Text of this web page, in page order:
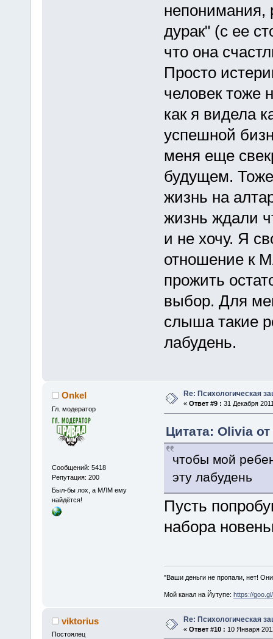
непонимания,
дурак" (с ее
что она
Просто
человек тоже
как я видела
успешной
меня еще
будущем.
жизнь на
жизнь ждали
и не хочу. Я
отношение к
прожить
выбор. Для
слыша такие
лабудень.
Onkel
Гл. модератор
Сообщений: 5418
Репутация: 200
Был-бы лох, а МЛМ ему
найдётся!
Re: Психологическая
« Ответ #9 : 31 Декабря
Цитата: Olivia
чтобы мой
эту лабудень
Пусть
набора
"Ваши деньги не пропали, нет!
Мой канал на Йутупе: https://
viktorius
Постоялец
Re: Психологическая
« Ответ #10 : 10 Января